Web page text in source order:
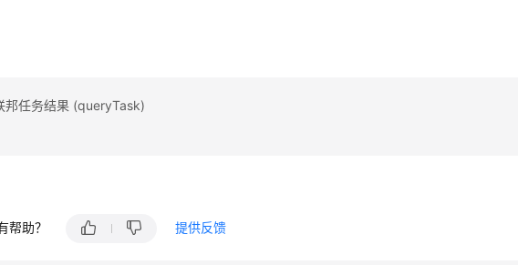
邦任务结果 (queryTask)
帮助？ 提供反馈